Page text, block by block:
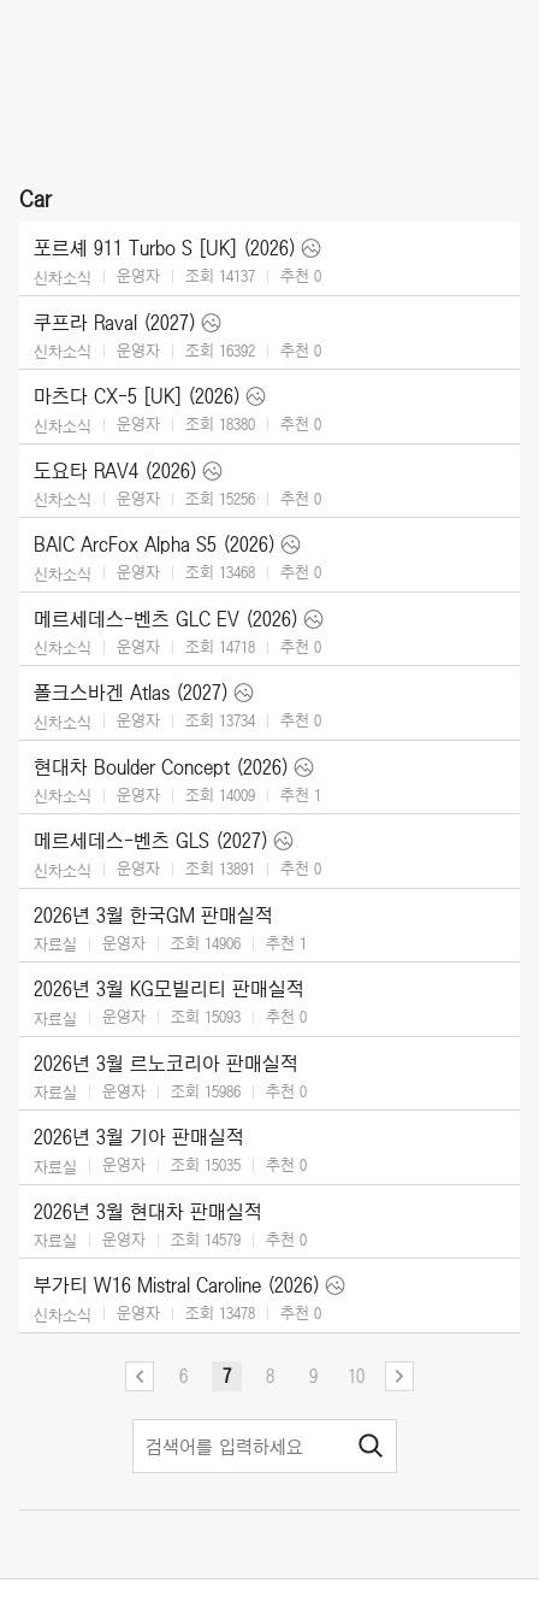
Car
포르셰 911 Turbo S [UK] (2026)
신차소식 운영자 조회 14137 추천 0
쿠프라 Raval (2027)
신차소식 운영자 조회 16392 추천 0
마츠다 CX-5 [UK] (2026)
신차소식 운영자 조회 18380 추천 0
도요타 RAV4 (2026)
신차소식 운영자 조회 15256 추천 0
BAIC ArcFox Alpha S5 (2026)
신차소식 운영자 조회 13468 추천 0
메르세데스-벤츠 GLC EV (2026)
신차소식 운영자 조회 14718 추천 0
폴크스바겐 Atlas (2027)
신차소식 운영자 조회 13734 추천 0
현대차 Boulder Concept (2026)
신차소식 운영자 조회 14009 추천 1
메르세데스-벤츠 GLS (2027)
신차소식 운영자 조회 13891 추천 0
2026년 3월 한국GM 판매실적
자료실 운영자 조회 14906 추천 1
2026년 3월 KG모빌리티 판매실적
자료실 운영자 조회 15093 추천 0
2026년 3월 르노코리아 판매실적
자료실 운영자 조회 15986 추천 0
2026년 3월 기아 판매실적
자료실 운영자 조회 15035 추천 0
2026년 3월 현대차 판매실적
자료실 운영자 조회 14579 추천 0
부가티 W16 Mistral Caroline (2026)
신차소식 운영자 조회 13478 추천 0
6 7 8 9 10